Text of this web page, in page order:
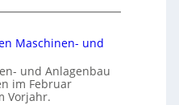
Maschinen- und
und Anlagenbau
im Februar
Vorjahr.